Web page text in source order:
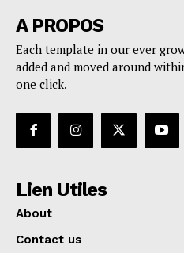
A PROPOS
Each template in our ever
added and moved around
one click.
Lien Utiles
About
Contact us